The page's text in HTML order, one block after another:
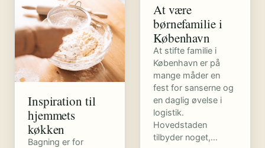
Inspiration til
hjemmets
køkken
Bagning er for
At være
børnefamilie i
København
At stifte familie i
København er på
mange måder en
fest for sanserne og
en daglig øvelse i
logistik.
Hovedstaden
tilbyder noget,…